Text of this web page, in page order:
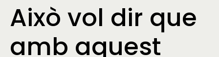
Això vol dir que
amb aquest